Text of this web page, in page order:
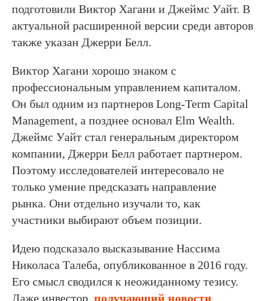
подготовили Виктор Хагани и Джеймс Уайт. В
актуальной расширенной версии среди авторов
также указан Джерри Белл.
Виктор Хагани хорошо знаком с
профессиональным управлением капиталом.
Он был одним из партнеров Long-Term Capital
Management, а позднее основал Elm Wealth.
Джеймс Уайт стал генеральным директором
компании, Джерри Белл работает партнером.
Поэтому исследователей интересовало не
только умение предсказать направление
рынка. Они отдельно изучали то, как
участники выбирают объем позиции.
Идею подсказало высказывание Нассима
Николаса Талеба, опубликованное в 2016 году.
Его смысл сводился к неожиданному тезису.
Даже инвестор, получающий новости